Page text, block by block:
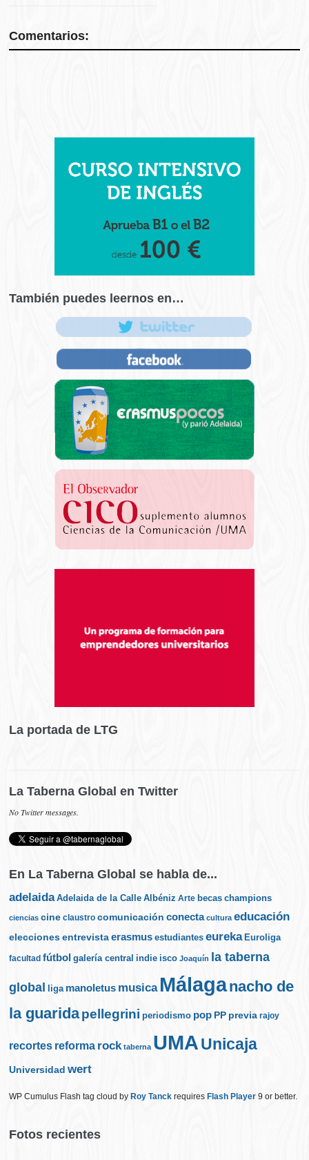
Comentarios:
También puedes leernos en…
La portada de LTG
La Taberna Global en Twitter
No Twitter messages.
En La Taberna Global se habla de...
adelaida Adelaida de la Calle Albéniz Arte becas champions
ciencias cine claustro comunicación conecta cultura educación
elecciones entrevista erasmus estudiantes eureka Euroliga
facultad fútbol galería central indie isco Joaquín la taberna
global liga manoletus musica Málaganacho de
la guaridapellegrini periodismo pop PP previa rajoy
recortes reforma rock taberna UMA Unicaja
Universidad wert
WP Cumulus Flash tag cloud by Roy Tanck requires Flash Player 9 or better.
Fotos recientes